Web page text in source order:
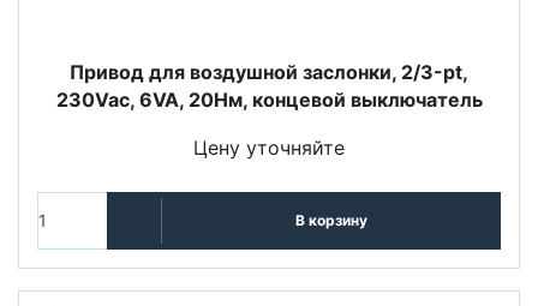
Привод для воздушной заслонки, 2/3-pt,
230Vac, 6VA, 20Нм, концевой выключатель
Цену уточняйте
В корзину